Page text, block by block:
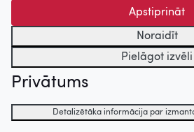
Apstiprināt
Noraidīt
Pielāgot izvēli
Privātums
Detalizētāka informācija par